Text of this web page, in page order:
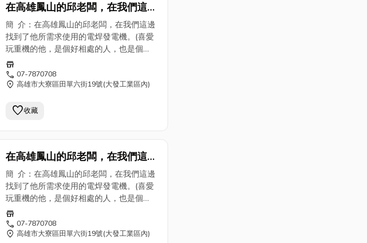
邊有邱老闆的聯繫方式，提供給各位朋友
參考。)
在高雄鳳山的邱老闆，在我們這邊
找到了他所需求使用的電焊發電
機。
簡 介：在高雄鳳山的邱老闆，在我們這邊
找到了他所需求使用的電焊發電機。(喜愛
玩重機的他，是個好相處的人，也是個
YAMAHA的愛車迷，對於車子上的保養更
是專業。我想SHINDAIWA 新大和
EGW150M是他的選擇之外，使用上的保
老闆從事的是消防系統/空調系統/配管工
楠梓加工區的廠房做消防工程。如果有以
邊有邱老闆的聯繫方式，提供給各位朋友
參考。)
store
call 07-7870708
location_on 高雄市大寮區田單六街19號(大發工業區內)
favorite收藏
在高雄鳳山的邱老闆，在我們這邊
找到了他所需求使用的電焊發電
機。
簡 介：在高雄鳳山的邱老闆，在我們這邊
找到了他所需求使用的電焊發電機。(喜愛
玩重機的他，是個好相處的人，也是個
YAMAHA的愛車迷，對於車子上的保養更
是專業。我想SHINDAIWA 新大和
EGW150M是他的選擇之外，使用上的保
store
call 07-7870708
location_on 高雄市大寮區田單六街19號(大發工業區內)